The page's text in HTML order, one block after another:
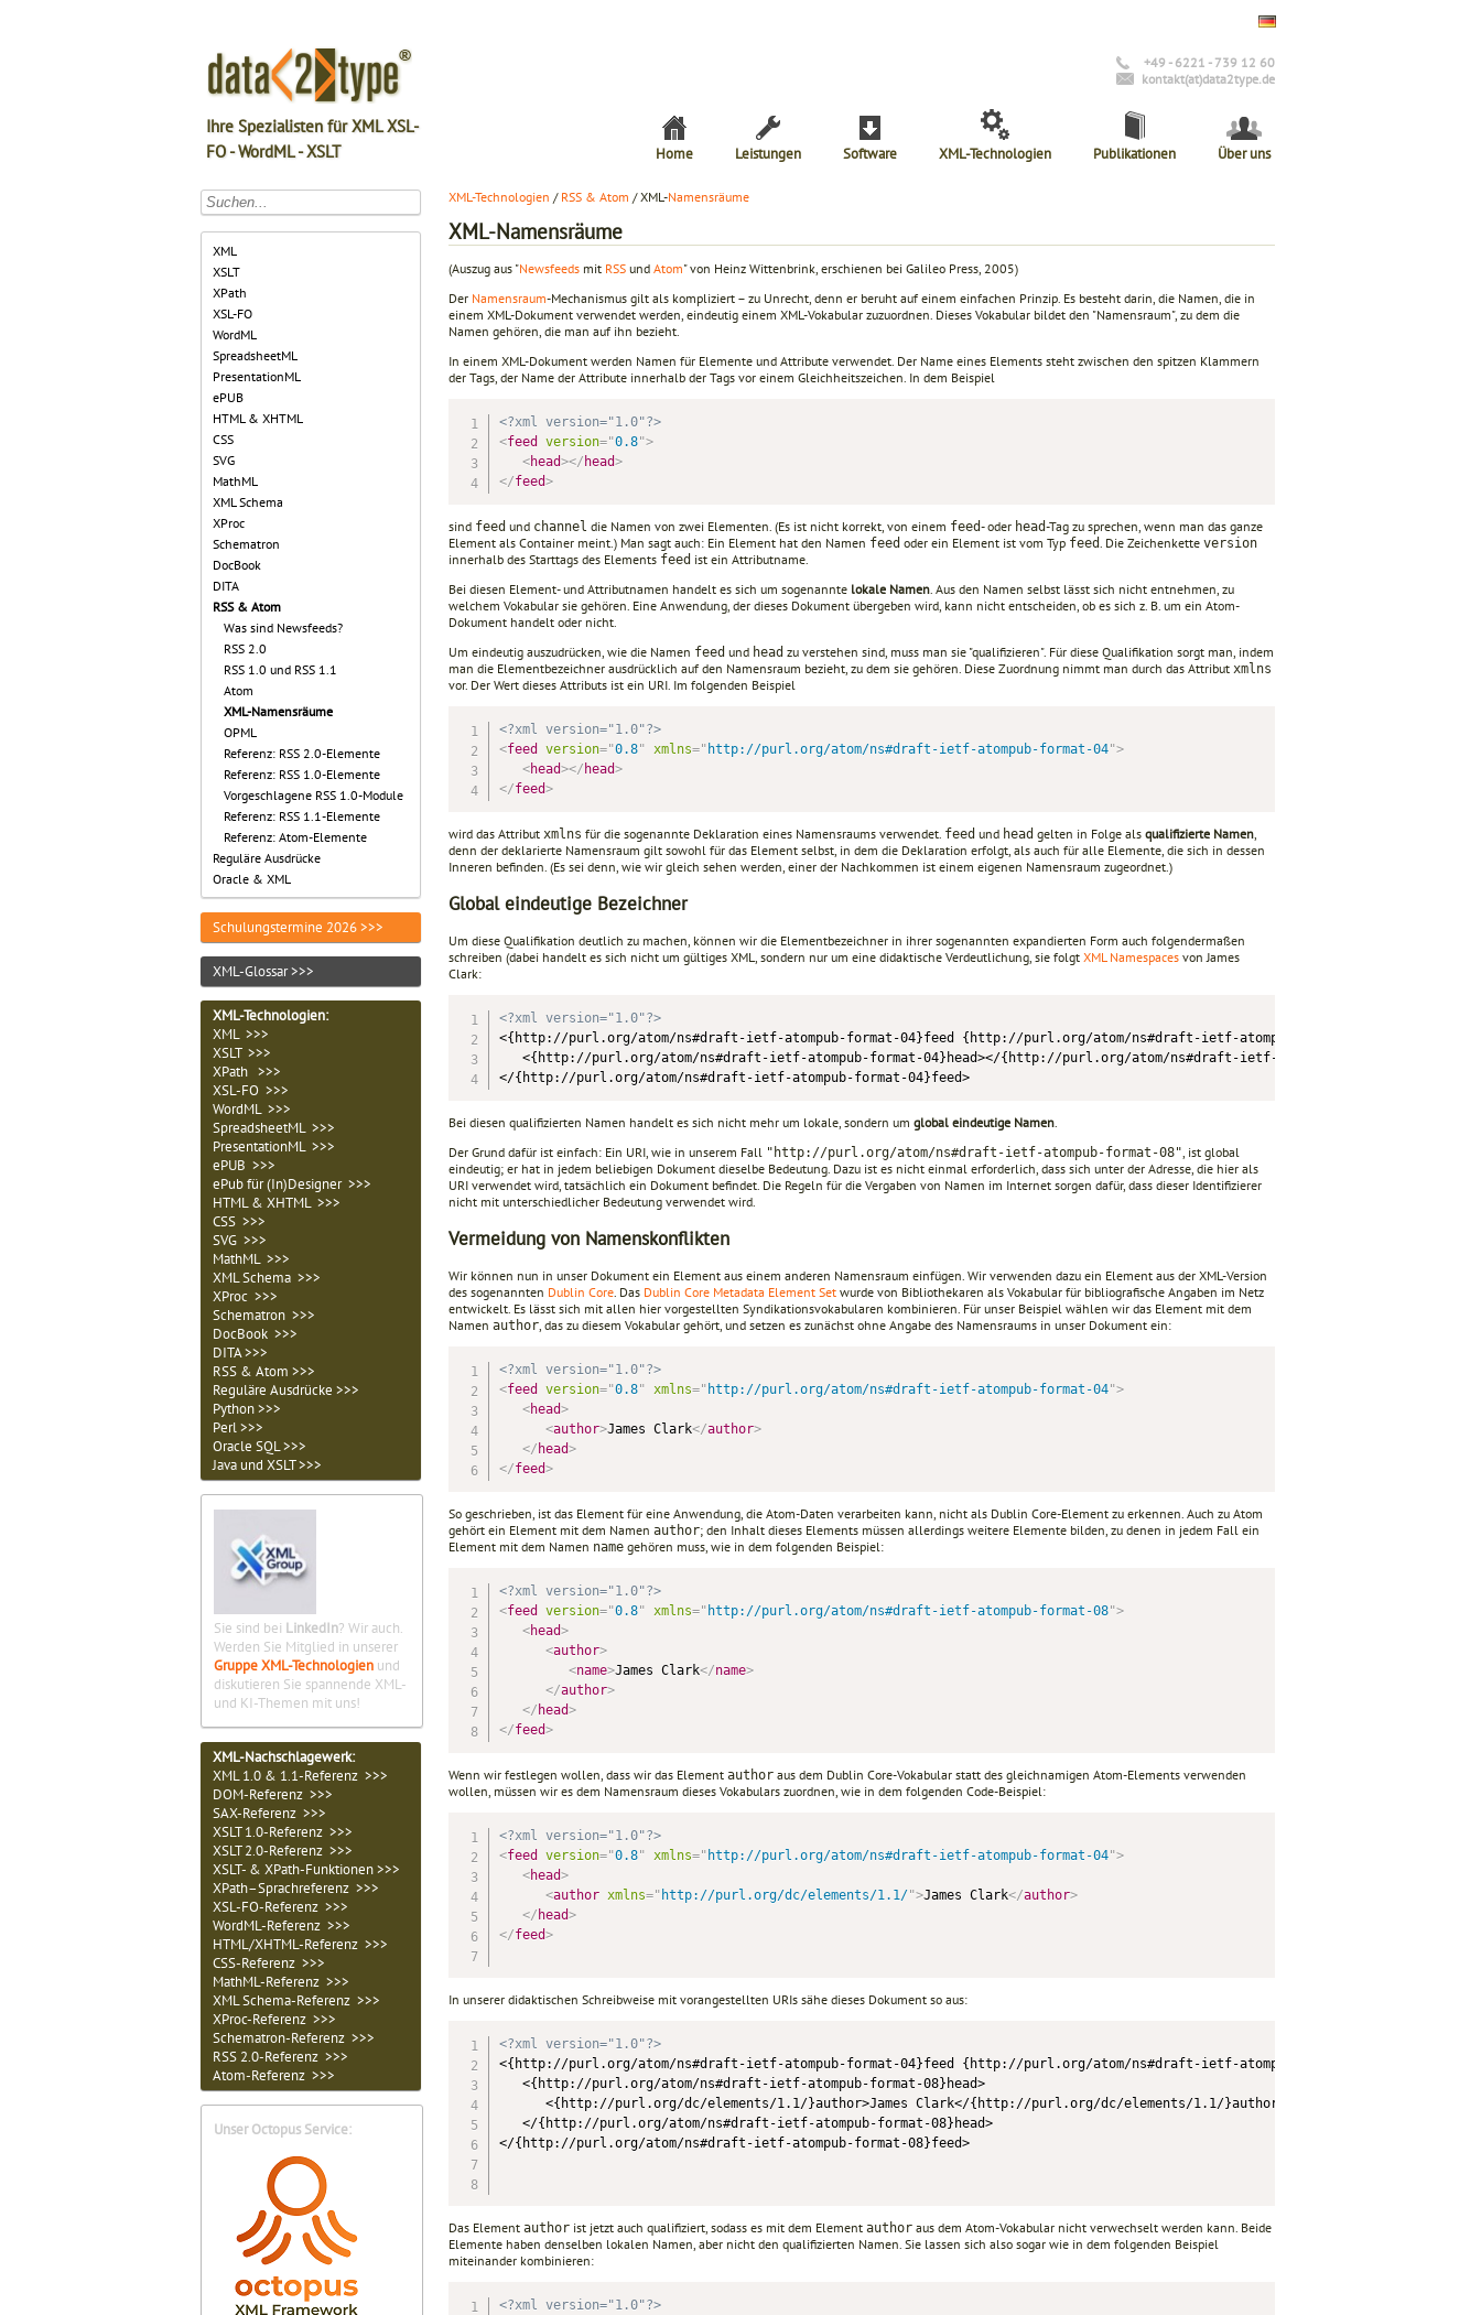
Ihre Spezialisten für XML XSL-
FO - WordML - XSLT
+49 - 6221 - 739 12 60
kontakt(at)data2type.de
Home Leistungen Software XML-Technologien Publikationen Über uns
XML
XSLT
XPath
XSL-FO
WordML
SpreadsheetML
PresentationML
ePUB
HTML & XHTML
CSS
SVG
MathML
XML Schema
XProc
Schematron
DocBook
DITA
RSS & Atom
Was sind Newsfeeds?
RSS 2.0
RSS 1.0 und RSS 1.1
Atom
XML-Namensräume
OPML
Referenz: RSS 2.0-Elemente
Referenz: RSS 1.0-Elemente
Vorgeschlagene RSS 1.0-Module
Referenz: RSS 1.1-Elemente
Referenz: Atom-Elemente
Reguläre Ausdrücke
Oracle & XML
Schulungstermine 2026 >>>
XML-Glossar >>>
XML-Technologien:
XML >>>
XSLT >>>
XPath >>>
XSL-FO >>>
WordML >>>
SpreadsheetML >>>
PresentationML >>>
ePUB >>>
ePub für (In)Designer >>>
HTML & XHTML >>>
CSS >>>
SVG >>>
MathML >>>
XML Schema >>>
XProc >>>
Schematron >>>
DocBook >>>
DITA >>>
RSS & Atom >>>
Reguläre Ausdrücke >>>
Python >>>
Perl >>>
Oracle SQL >>>
Java und XSLT >>>
Sie sind bei LinkedIn? Wir auch.
Werden Sie Mitglied in unserer
Gruppe XML-Technologien und
diskutieren Sie spannende XML-
und KI-Themen mit uns!
XML-Nachschlagewerk:
XML 1.0 & 1.1-Referenz >>>
DOM-Referenz >>>
SAX-Referenz >>>
XSLT 1.0-Referenz >>>
XSLT 2.0-Referenz >>>
XSLT- & XPath-Funktionen >>>
XPath–Sprachreferenz >>>
XSL-FO-Referenz >>>
WordML-Referenz >>>
HTML/XHTML-Referenz >>>
CSS-Referenz >>>
MathML-Referenz >>>
XML Schema-Referenz >>>
XProc-Referenz >>>
Schematron-Referenz >>>
RSS 2.0-Referenz >>>
Atom-Referenz >>>
Unser Octopus Service:
XML-Technologien / RSS & Atom / XML-Namensräume
XML-Namensräume
(Auszug aus "Newsfeeds mit RSS und Atom" von Heinz Wittenbrink, erschienen bei Galileo Press, 2005)
Der Namensraum-Mechanismus gilt als kompliziert – zu Unrecht, denn er beruht auf einem einfachen Prinzip. Es besteht darin, die Namen, die in
einem XML-Dokument verwendet werden, eindeutig einem XML-Vokabular zuzuordnen. Dieses Vokabular bildet den "Namensraum", zu dem die
Namen gehören, die man auf ihn bezieht.
In einem XML-Dokument werden Namen für Elemente und Attribute verwendet. Der Name eines Elements steht zwischen den spitzen Klammern
der Tags, der Name der Attribute innerhalb der Tags vor einem Gleichheitszeichen. In dem Beispiel
<?xml version="1.0"?>
<feed version="0.8">
<head></ head>
</feed>
sind feed und channel die Namen von zwei Elementen. (Es ist nicht korrekt, von einem feed- oder head-Tag zu sprechen, wenn man das ganze
Element als Container meint.) Man sagt auch: Ein Element hat den Namen feed oder ein Element ist vom Typ feed . Die Zeichenkette version
innerhalb des Starttags des Elements feed ist ein Attributname.
Bei diesen Element- und Attributnamen handelt es sich um sogenannte lokale Namen . Aus den Namen selbst lässt sich nicht entnehmen, zu
welchem Vokabular sie gehören. Eine Anwendung, der dieses Dokument übergeben wird, kann nicht entscheiden, ob es sich z. B. um ein Atom-
Dokument handelt oder nicht.
Um eindeutig auszudrücken, wie die Namen feed und head zu verstehen sind, muss man sie "qualifizieren". Für diese Qualifikation sorgt man, indem
man die Elementbezeichner ausdrücklich auf den Namensraum bezieht, zu dem sie gehören. Diese Zuordnung nimmt man durch das Attribut xmlns
vor. Der Wert dieses Attributs ist ein URI. Im folgenden Beispiel
<?xml version="1.0"?>
<feed version="0.8" xmlns=" http://purl.org/atom/ns#draft-ietf-atompub-format-04">
<head></ head>
</feed>
wird das Attribut xmlns für die sogenannte Deklaration eines Namensraums verwendet. feed und head gelten in Folge als qualifizierte Namen
denn der deklarierte Namensraum gilt sowohl für das Element selbst, in dem die Deklaration erfolgt, als auch für alle Elemente, die sich in dessen
Inneren befinden. (Es sei denn, wie wir gleich sehen werden, einer der Nachkommen ist einem eigenen Namensraum zugeordnet.)
Global eindeutige Bezeichner
Um diese Qualifikation deutlich zu machen, können wir die Elementbezeichner in ihrer sogenannten expandierten Form auch folgendermaßen
schreiben (dabei handelt es sich nicht um gültiges XML, sondern nur um eine didaktische Verdeutlichung, sie folgt XML Namespaces von James
Clark:
<?xml version="1.0"?>
<{http://purl.org/atom/ns#draft-ietf-atompub-format-04}feed {http://purl.org/atom/ns#draft-ietf-atompub-format-
   <{http://purl.org/atom/ns#draft-ietf-atompub-format-04}head></{http://purl.org/atom/ns#draft-ietf-atompub-format-04}head>
Bei diesen qualifizierten Namen handelt es sich nicht mehr um lokale, sondern um global eindeutige Namen
Der Grund dafür ist einfach: Ein URI, wie in unserem Fall "http://purl.org/atom/ns#draft-ietf-atompub-format-08" , ist global
eindeutig; er hat in jedem beliebigen Dokument dieselbe Bedeutung. Dazu ist es nicht einmal erforderlich, dass sich unter der Adresse, die hier als
URI verwendet wird, tatsächlich ein Dokument befindet. Die Regeln für die Vergaben von Namen im Internet sorgen dafür, dass dieser Identifizierer
nicht mit unterschiedlicher Bedeutung verwendet wird.
Vermeidung von Namenskonflikten
Wir können nun in unser Dokument ein Element aus einem anderen Namensraum einfügen. Wir verwenden dazu ein Element aus der XML-Version
des sogenannten Dublin Core . Das Dublin Core Metadata Element Set wurde von Bibliothekaren als Vokabular für bibliografische Angaben im Netz
entwickelt. Es lässt sich mit allen hier vorgestellten Syndikationsvokabularen kombinieren. Für unser Beispiel wählen wir das Element mit dem
Namen author , das zu diesem Vokabular gehört, und setzen es zunächst ohne Angabe des Namensraums in unser Dokument ein:
<?xml version="1.0"?>
<feed version="0.8" xmlns=" http://purl.org/atom/ns#draft-ietf-atompub-format-04">
<head>
<author>James Clark</author>
</ head>
</feed>
So geschrieben, ist das Element für eine Anwendung, die Atom-Daten verarbeiten kann, nicht als Dublin Core-Element zu erkennen. Auch zu Atom
gehört ein Element mit dem Namen author; den Inhalt dieses Elements müssen allerdings weitere Elemente bilden, zu denen in jedem Fall ein
Element mit dem Namen name gehören muss, wie in dem folgenden Beispiel:
<?xml version="1.0"?>
<feed version="0.8" xmlns=" http://purl.org/atom/ns#draft-ietf-atompub-format-08">
<head>
<author>
<name>James Clark</name>
</author>
</ head>
</feed>
Wenn wir festlegen wollen, dass wir das Element author aus dem Dublin Core-Vokabular statt des gleichnamigen Atom-Elements verwenden
wollen, müssen wir es dem Namensraum dieses Vokabulars zuordnen, wie in dem folgenden Code-Beispiel:
<?xml version="1.0"?>
<feed version="0.8" xmlns=" http://purl.org/atom/ns#draft-ietf-atompub-format-04">
<head>
<author xmlns=" http://purl.org/dc/elements/1.1/">James Clark</author>
</ head>
</feed>
In unserer didaktischen Schreibweise mit vorangestellten URIs sähe dieses Dokument so aus:
<?xml version="1.0"?>
<{http://purl.org/atom/ns#draft-ietf-atompub-format-04}feed {http://purl.org/atom/ns#draft-ietf-atompub-format-
   <{http://purl.org/atom/ns#draft-ietf-atompub-format-08}head>
      <{http://purl.org/dc/elements/1.1/}author>James Clark</{http://purl.org/dc/elements/1.1/}author>
   </{http://purl.org/atom/ns#draft-ietf-atompub-format-08}head>
</{http://purl.org/atom/ns#draft-ietf-atompub-format-08}feed>
Das Element author ist jetzt auch qualifiziert, sodass es mit dem Element author aus dem Atom-Vokabular nicht verwechselt werden kann. Beide
Elemente haben denselben lokalen Namen, aber nicht den qualifizierten Namen. Sie lassen sich also sogar wie in dem folgenden Beispiel
miteinander kombinieren:
<?xml version="1.0"?>